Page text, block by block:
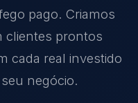
pago. Criamos
clientes prontos
cada real investido
negócio.